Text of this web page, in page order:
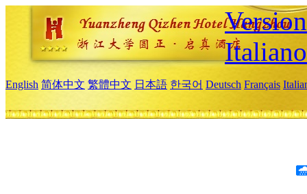
Italiano
English 简体中文 繁體中文 日本語 한국어 Deutsch Français